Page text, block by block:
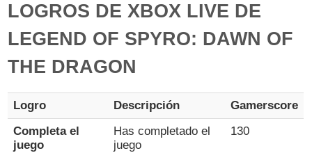
LOGROS DE XBOX LIVE DE
LEGEND OF SPYRO: DAWN OF
THE DRAGON
Logro Descripción
Gamerscore
Completa el
juego
Has completado el
juego
130